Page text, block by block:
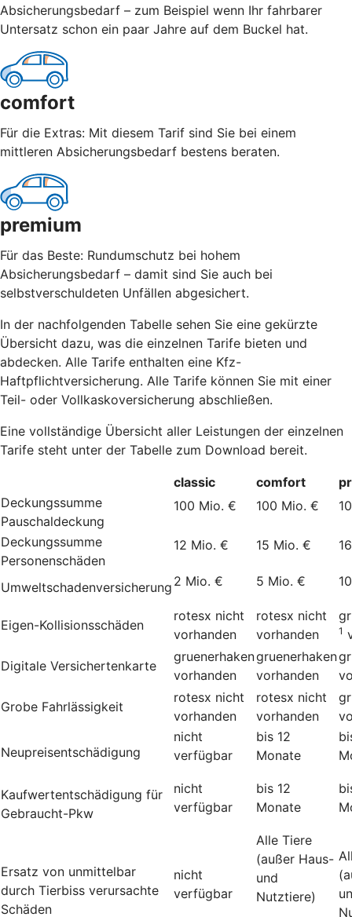
Absicherungsbedarf – zum Beispiel wenn Ihr fahrbarer
Untersatz schon ein paar Jahre auf dem Buckel hat.
comfort
Für die Extras: Mit diesem Tarif sind Sie bei einem
mittleren Absicherungsbedarf bestens beraten.
premium
Für das Beste: Rundumschutz bei hohem
Absicherungsbedarf – damit sind Sie auch bei
selbstverschuldeten Unfällen abgesichert.
In der nachfolgenden Tabelle sehen Sie eine gekürzte
Übersicht dazu, was die einzelnen Tarife bieten und
abdecken. Alle Tarife enthalten eine Kfz-
Haftpflichtversicherung. Alle Tarife können Sie mit einer
Teil- oder Vollkaskoversicherung abschließen.
Eine vollständige Übersicht aller Leistungen der einzelnen
Tarife steht unter der Tabelle zum Download bereit.
classic comfort
Deckungssumme
Pauschaldeckung
100 Mio. € 100 Mio. €
Deckungssumme
Personenschäden
12 Mio. € 15 Mio. €
Umweltschadenversicherung 2 Mio. € 5 Mio. €
Eigen-Kollisionsschäden
rotesx nicht
vorhanden
rotesx nicht
vorhanden
1
Digitale Versichertenkarte
gruenerhaken
vorhanden
gruenerhaken
vorhanden
Grobe Fahrlässigkeit
rotesx nicht
vorhanden
rotesx nicht
vorhanden
Neupreisentschädigung
nicht
verfügbar
bis 12
Monate
Kauf­wert­entschädi­gung für
Gebraucht-Pkw
nicht
verfügbar
bis 12
Monate
Ersatz von unmittelbar
durch Tierbiss verur­sachte
Schäden
nicht
verfügbar
Alle Tiere
(außer Haus-
und
Nutztiere)